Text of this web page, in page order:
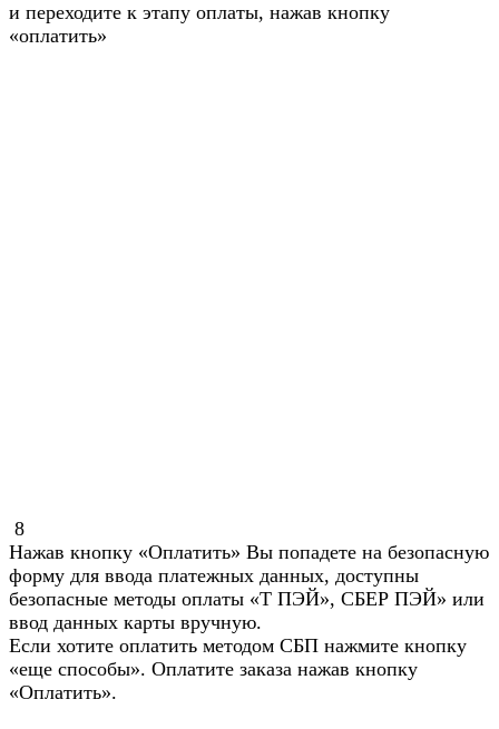
и переходите к этапу оплаты, нажав кнопку
«оплатить»
8
Нажав кнопку «Оплатить» Вы попадете на безопасную
форму для ввода платежных данных, доступны
безопасные методы оплаты «Т ПЭЙ», СБЕР ПЭЙ» или
ввод данных карты вручную.
Если хотите оплатить методом СБП нажмите кнопку
«еще способы». Оплатите заказа нажав кнопку
«Оплатить».